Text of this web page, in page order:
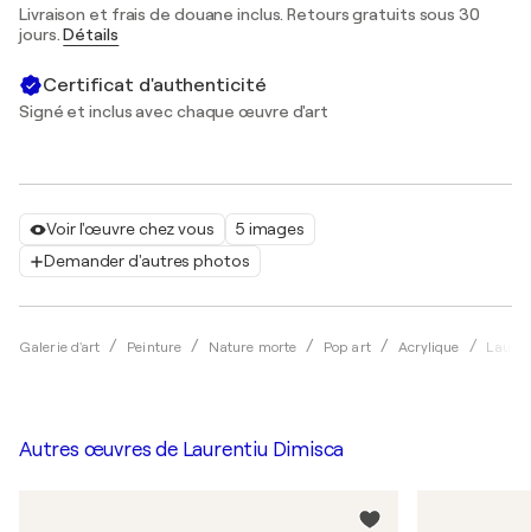
Voir l'œuvre chez vous
5 images
Demander d'autres photos
Galerie d'art Peinture Nature morte Pop art Acrylique
Livraison et frais de douane inclus. Retours gratuits sous 30
jours.Détails
Certificat d'authenticité
Signé et inclus avec chaque œuvre d'art
Autres œuvres de Laurentiu Dimisca